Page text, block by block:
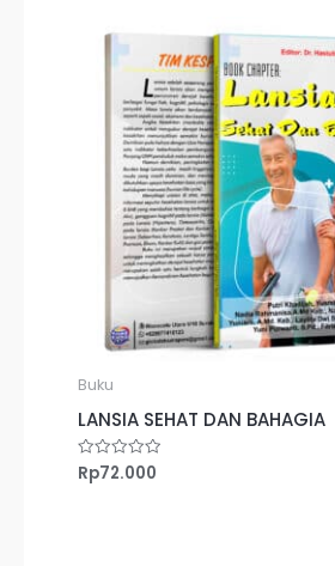
Buku
LANSIA SEHAT DAN BAHAGIA
Dinilai
0
Rp72.000